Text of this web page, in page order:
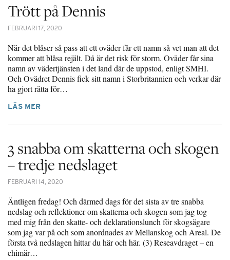
Trött på Dennis
FEBRUARI 17, 2020
När det blåser så pass att ett oväder får ett namn så vet man att det
kommer att blåsa rejält. Då är det risk för storm. Oväder får sina
namn av vädertjänsten i det land där de uppstod, enligt SMHI.
Och Ovädret Dennis fick sitt namn i Storbritannien och verkar där
ha gjort rätta för…
LÄS MER
3 snabba om skatterna och skogen
– tredje nedslaget
FEBRUARI 14, 2020
Äntligen fredag! Och därmed dags för det sista av tre snabba
nedslag och reflektioner om skatterna och skogen som jag tog
med mig från den skatte- och deklarationslunch för skogsägare
som jag var på och som anordnades av Mellanskog och Areal. De
första två nedslagen hittar du här och här. (3) Reseavdraget – en
chimär…